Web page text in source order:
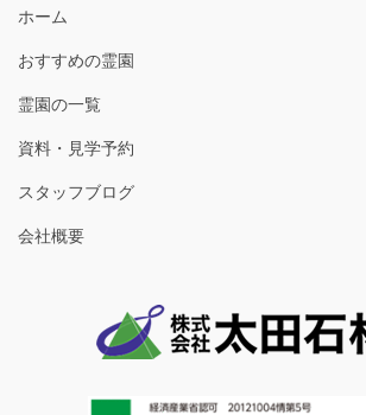
ホーム
おすすめの霊園
霊園の一覧
資料・見学予約
スタッフブログ
会社概要